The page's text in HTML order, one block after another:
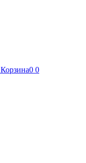
Корзина0 0